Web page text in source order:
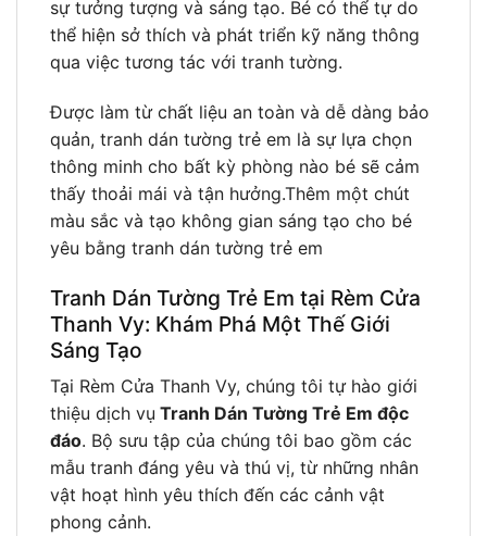
sự tưởng tượng và sáng tạo. Bé có thể tự do
thể hiện sở thích và phát triển kỹ năng thông
qua việc tương tác với tranh tường.
Được làm từ chất liệu an toàn và dễ dàng bảo
quản, tranh dán tường trẻ em là sự lựa chọn
thông minh cho bất kỳ phòng nào bé sẽ cảm
thấy thoải mái và tận hưởng.Thêm một chút
màu sắc và tạo không gian sáng tạo cho bé
yêu bằng tranh dán tường trẻ em
Tranh Dán Tường Trẻ Em tại Rèm Cửa
Thanh Vy: Khám Phá Một Thế Giới
Sáng Tạo
Tại Rèm Cửa Thanh Vy, chúng tôi tự hào giới
thiệu dịch vụ Tranh Dán Tường Trẻ Em độc
đáo. Bộ sưu tập của chúng tôi bao gồm các
mẫu tranh đáng yêu và thú vị, từ những nhân
vật hoạt hình yêu thích đến các cảnh vật
phong cảnh.